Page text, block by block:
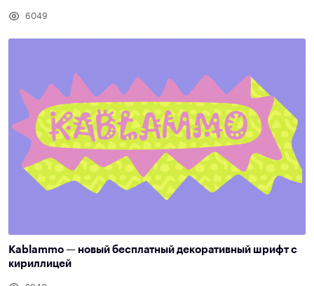
6049
Kablammo — новый бесплатный декоративный шрифт с
кириллицей